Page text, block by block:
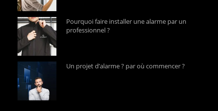
Pourquoi faire installer une alarme par un
professionnel ?
Un projet d’alarme ? par où commencer ?